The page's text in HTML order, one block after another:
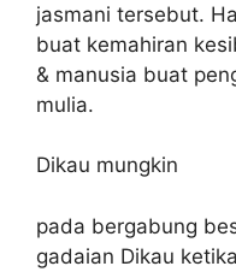
jasmani tersebut.
buat kemahiran
& manusia buat
mulia.
Dikau mungkin
pada bergabung
gadaian Dikau